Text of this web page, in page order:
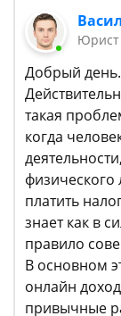
Юрист
Добрый день.
такая
когда
физического
платить
знает как в
правило
В основном
онлайн
привычные